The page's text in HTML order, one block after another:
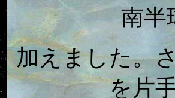
南半
加えました。
を片